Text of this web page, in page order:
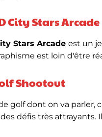
City Stars Arcade
Stars Arcade est un
est loin d'être
Shootout
golf dont on va parler,
défis très